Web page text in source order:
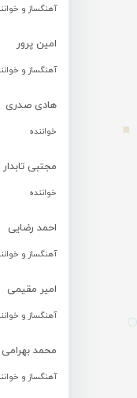
آهنگساز و
امین پرور
آهنگساز و
هادی صدری
خواننده
مجتبی تابدار
خواننده
احمد رضایی
آهنگساز و
امیر مقیمی
آهنگساز و
محمد بهرامی
آهنگساز و